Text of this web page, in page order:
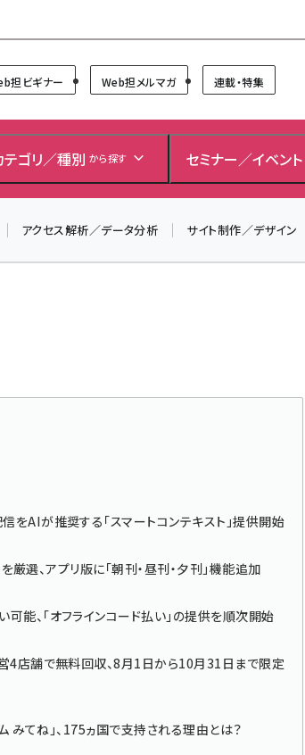
担ビギナー Web担メルマガ 連載・特集
テゴリ／種別 から探す セミナー／イベント
アクセス解析／データ分析 サイト制作／デザイン
をAIが推奨する「スマートコンテキスト」提供開始
選、アプリ版に「朝刊・昼刊・夕刊」機能追加
能、「オフラインコード払い」の提供を順次開始
4店舗で無料回収、8月1日から10月31日まで限定
てね」、175ヵ国で支持される理由とは？
月27日開催、申し込み受付中！ ／
」開催！
し込みはこちらから▼